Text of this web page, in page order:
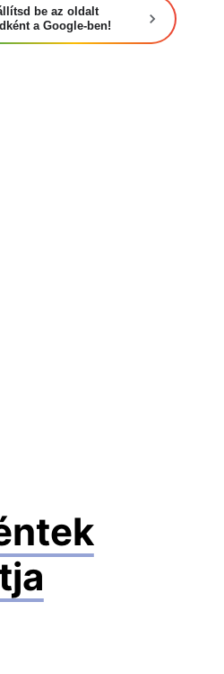
be az oldalt
a Google-ben!